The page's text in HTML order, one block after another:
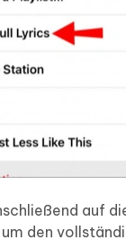
auf
den